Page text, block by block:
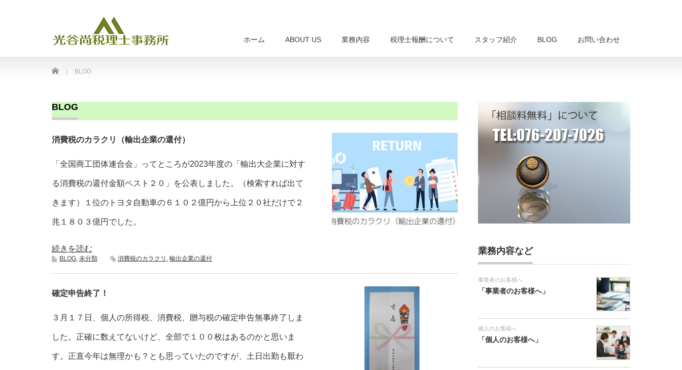
ホーム ABOUT US 業務内容 税理士報酬について スタッフ紹介 BLOG お問い合わせ
Home BLOG
BLOG
消費税のカラクリ（輸出企業の還付）
「全国商工団体連合会」ってところが2023年度の「輸出大企業に対す
る消費税の還付金額ベスト２０」を公表しました。（検索すれば出て
きます）１位のトヨタ自動車の６１０２億円から上位２０社だけで２
兆１８０３億円でした。
続きを読む
BLOG, 未分類 消費税のカラクリ , 輸出企業の還付
確定申告終了！
３月１７日、個人の所得税、消費税、贈与税の確定申告無事終了しま
した。正確に数えてないけど、全部で１００枚はあるのかと思いま
す。正直今年は無理かも？とも思っていたのですが、土日出勤も厭わ
業務内容など
事業者のお客様へ
「事業者のお客様へ」
個人のお客様へ
「個人のお客様へ」